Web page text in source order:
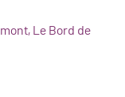
Le Bord de